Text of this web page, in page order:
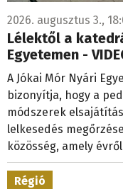
2026. augusztus 3.,
Lélektől a
Egyetemen -
A Jókai Mór Nyári
bizonyítja, hogy a
módszerek
lelkesedés
közösség, amely
Régió